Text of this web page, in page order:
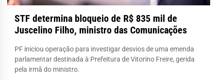
STF determina bloqueio de R$ 835 mil de
Juscelino Filho, ministro das Comunicações
PF iniciou operação para investigar desvios de uma emenda
parlamentar destinada à Prefeitura de Vitorino Freire, gerida
pela irmã do ministro.